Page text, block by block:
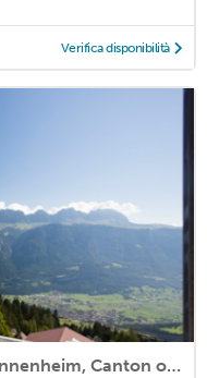
Verifica disponibilità
Apartment for 10 persons in Tannenheim, Canton of St. Gallen<BR>2 bedrooms, 1 bathroom, TV, dishwashm2